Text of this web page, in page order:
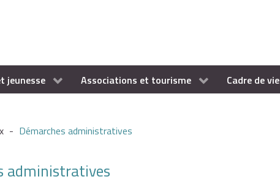
jeunesse Associations et tourisme Cadre de vie
- Démarches administratives
administratives